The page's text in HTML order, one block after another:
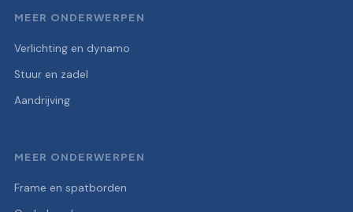
MEER ONDERWERPEN
Verlichting en dynamo
Stuur en zadel
Aandrijving
MEER ONDERWERPEN
Frame en spatborden